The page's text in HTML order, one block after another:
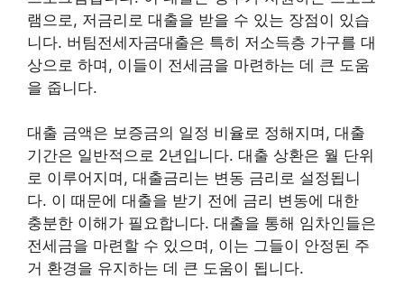
램으로, 저금리로 대출을 받을 수 있는 장점이 있습
니다. 버팀전세자금대출은 특히 저소득층 가구를 대
상으로 하며, 이들이 전세금을 마련하는 데 큰 도움
을 줍니다.
대출 금액은 보증금의 일정 비율로 정해지며, 대출
기간은 일반적으로 2년입니다. 대출 상환은 월 단위
로 이루어지며, 대출금리는 변동 금리로 설정됩니
다. 이 때문에 대출을 받기 전에 금리 변동에 대한
충분한 이해가 필요합니다. 대출을 통해 임차인들은
전세금을 마련할 수 있으며, 이는 그들이 안정된 주
거 환경을 유지하는 데 큰 도움이 됩니다.